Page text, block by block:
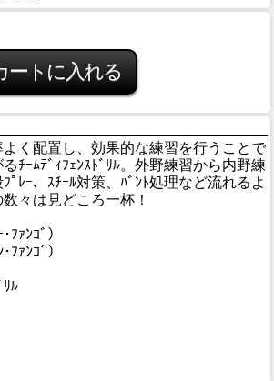
よく配置し、効果的な練習を行うことで
ﾁｰﾑﾃﾞｨﾌｪﾝｽﾄﾞﾘﾙ。外野練習から内野練
ﾟﾚｰ、ｽﾁｰﾙ対策、ﾊﾞﾝﾄ処理など流れるよ
々は見どころ一杯！
ﾌｧﾝｺﾞ）
ﾌｧﾝｺﾞ）
ﾙ